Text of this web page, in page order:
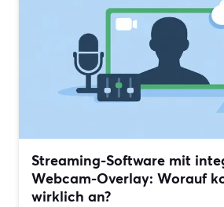
Streaming-Software mit
Webcam-Overlay: Worauf
wirklich an?